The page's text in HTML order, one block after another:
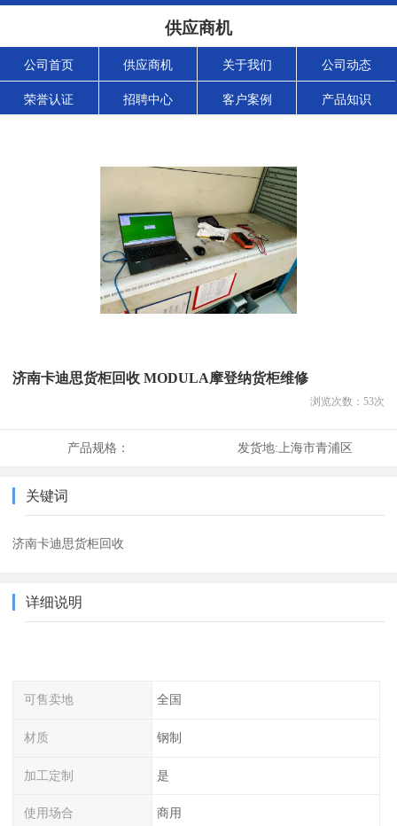
供应商机
公司首页 供应商机 关于我们 公司动态
荣誉认证 招聘中心 客户案例 产品知识
济南卡迪思货柜回收 MODULA摩登纳货柜维修
浏览次数： 53次
产品规格： 发货地: 上海市青浦区
关键词
济南卡迪思货柜回收
详细说明
可售卖地 全国
材质 钢制
加工定制 是
使用场合 商用